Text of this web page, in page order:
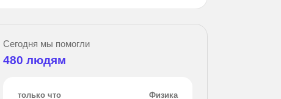
Сегодня мы помогли
480 людям
только что Физика